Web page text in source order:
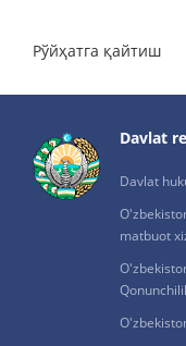
Рўйҳатга қайтиш
Davlat
Davlat
matbuot